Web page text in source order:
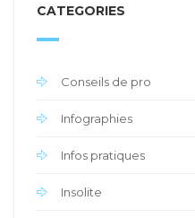
CATEGORIES
Conseils de pro
Infographies
Infos pratiques
Insolite